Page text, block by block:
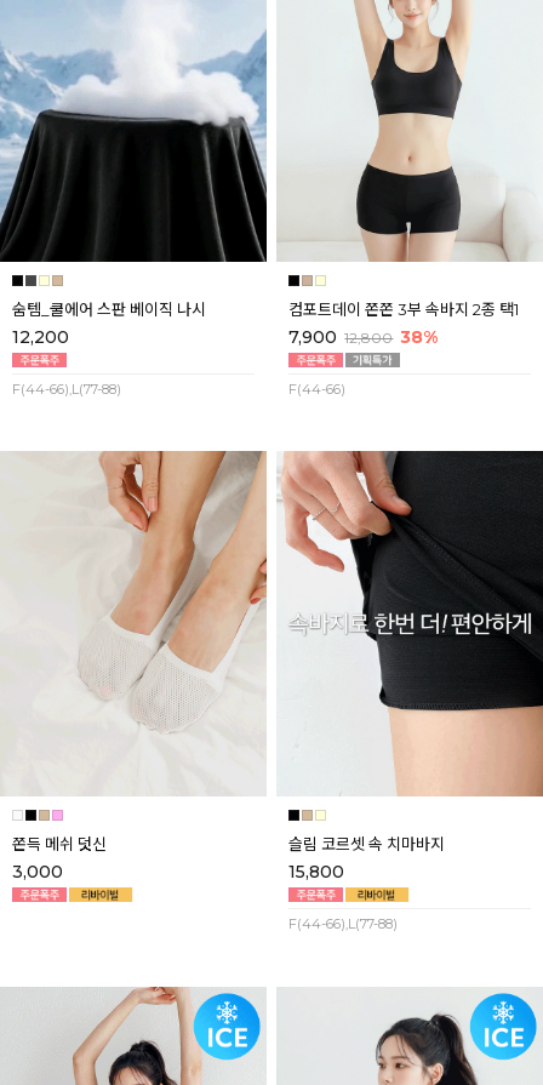
숨템_쿨에어 스판 베이직 나시
12,200
F(44-66),L(77-88)
컴포트데이 쫀쫀 3부 속바지 2종 택1
7,900 12,800 38%
F(44-66)
쫀득 메쉬 덧신
3,000
슬림 코르셋 속 치마바지
15,800
F(44-66),L(77-88)